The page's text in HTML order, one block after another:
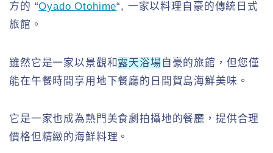
方的 “Oyado Otohime“, 一家以料理自豪的傳統日式
旅館。
雖然它是一家以景觀和 露天浴場 自豪的旅館，但您僅
能在午餐時間享用地下餐廳的日間賀島海鮮美味。
它是一家也成為熱門美食劇拍攝地的餐廳，提供合理
價格但精緻的海鮮料理。